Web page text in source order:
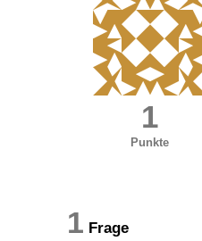
1
Punkte
1 Frage